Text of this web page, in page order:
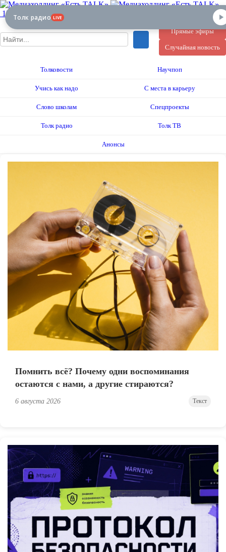
12+
Прямые эфиры
Случайная новость
Толковости Научпоп
Учись как надо С места в карьеру
Слово школам Спецпроекты
Толк радио Толк ТВ
Анонсы
Помнить всё? Почему одни воспоминания
остаются с нами, а другие стираются?
6 августа 2026 Текст
Толк радио LIVE